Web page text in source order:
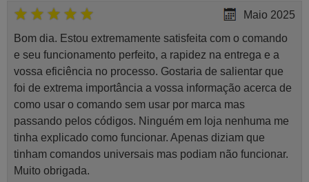
Maio 2025
Bom dia. Estou extremamente satisfeita com o comando
e seu funcionamento perfeito, a rapidez na entrega e a
vossa eficiência no processo. Gostaria de salientar que
foi de extrema importância a vossa informação acerca de
como usar o comando sem usar por marca mas
passando pelos códigos. Ninguém em loja nenhuma me
tinha explicado como funcionar. Apenas diziam que
tinham comandos universais mas podiam não funcionar.
Muito obrigada.